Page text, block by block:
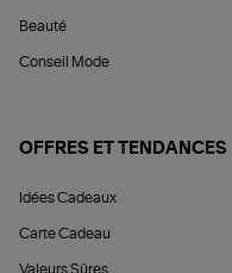
Beauté
Conseil Mode
OFFRES ET TENDANCES
Idées Cadeaux
Carte Cadeau
Valeurs Sûres